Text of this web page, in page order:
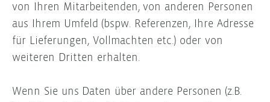
von Ihren Mitarbeitenden, von anderen Personen
aus Ihrem Umfeld (bspw. Referenzen, Ihre Adresse
für Lieferungen, Vollmachten etc.) oder von
weiteren Dritten erhalten.
Wenn Sie uns Daten über andere Personen (z.B.